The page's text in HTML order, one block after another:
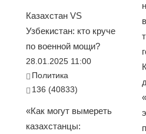
Казахстан VS
Узбекистан: кто круче
по военной мощи?
28.01.2025 11:00
Политика
136 (40833)
«Как могут вымереть
казахстанцы: